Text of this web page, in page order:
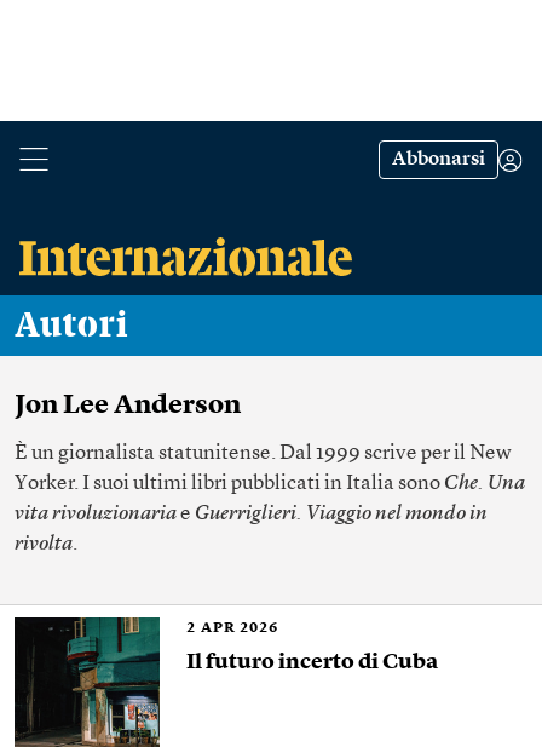
Abbonarsi
Autori
Jon Lee Anderson
È un giornalista statunitense. Dal 1999 scrive per il New
Yorker. I suoi ultimi libri pubblicati in Italia sono Che. Una
vita rivoluzionariae Guerriglieri. Viaggio nel mondo in
rivolta.
2 APR 2026
Il futuro incerto di Cuba